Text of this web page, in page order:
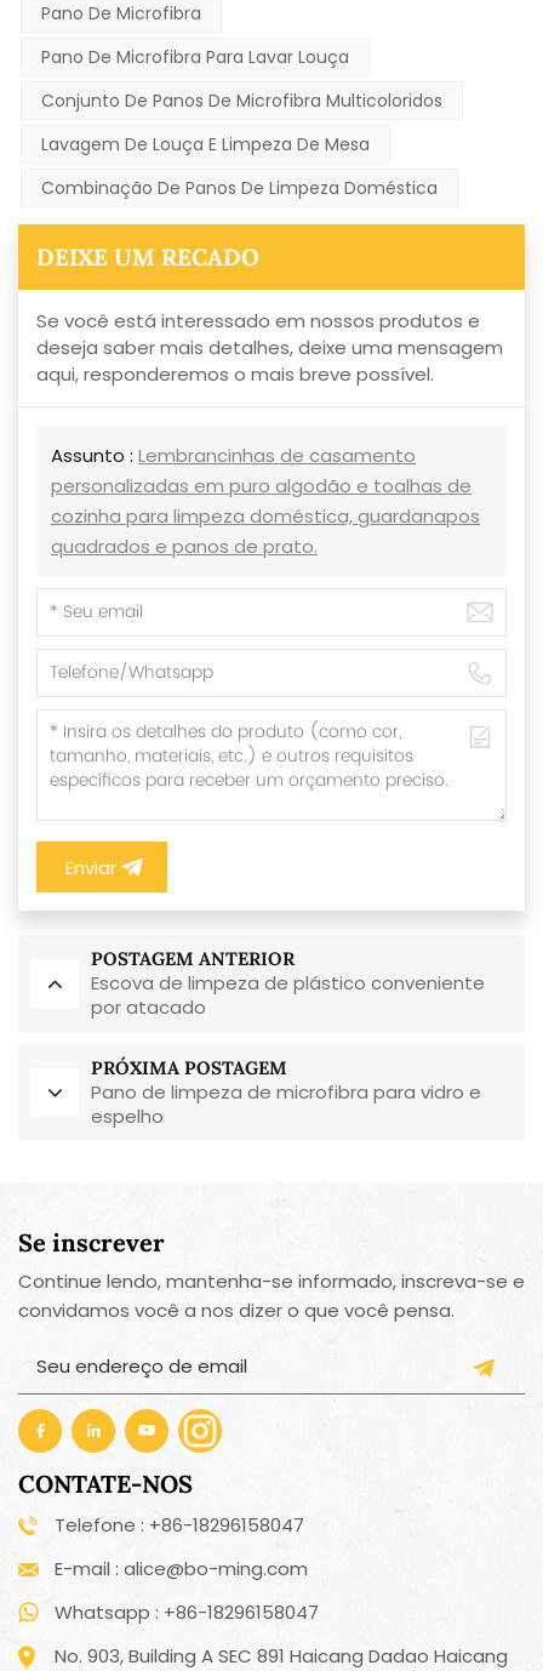
Pano De Microfibra
Pano De Microfibra Para Lavar Louça
Conjunto De Panos De Microfibra Multicoloridos
Lavagem De Louça E Limpeza De Mesa
Combinação De Panos De Limpeza Doméstica
DEIXE UM RECADO
Se você está interessado em nossos produtos e
deseja saber mais detalhes, deixe uma mensagem
aqui, responderemos o mais breve possível.
Assunto : Lembrancinhas de casamento
personalizadas em puro algodão e toalhas de
cozinha para limpeza doméstica, guardanapos
quadrados e panos de prato.
Enviar
POSTAGEM ANTERIOR
Escova de limpeza de plástico conveniente
por atacado
PRÓXIMA POSTAGEM
Pano de limpeza de microfibra para vidro e
espelho
Se inscrever
Continue lendo, mantenha-se informado, inscreva-se e
convidamos você a nos dizer o que você pensa.
CONTATE-NOS
Telefone : +86-18296158047
E-mail : alice@bo-ming.com
Whatsapp : +86-18296158047
No. 903, Building A SEC 891 Haicang Dadao Haicang